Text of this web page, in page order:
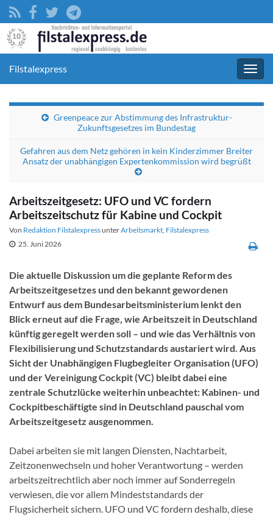
Filstalexpress
Greenpeace zur Abstimmung des Infrastruktur-
Zukunftsgesetzes im Bundestag
Gefahren aus dem Netz gehören in kein Kinderzimmer Breiter
Ansatz der unabhängigen Expertenkommission wird begrüßt
Arbeitszeitgesetz: UFO und VC fordern
Arbeitszeitschutz für Kabine und Cockpit
Von Redaktion FilstalexpressunterArbeitsmarkt, Filstalexpress
25. Juni 2026
Die aktuelle Diskussion um die geplante Reform des
Arbeitszeitgesetzes und den bekannt gewordenen
Entwurf aus dem Bundesarbeitsministerium lenkt den
Blick erneut auf die Frage, wie Arbeitszeit in Deutschland
künftig geregelt werden soll – und wie das Verhältnis von
Flexibilisierung und Schutzstandards austariert wird. Aus
Sicht der Unabhängigen Flugbegleiter Organisation (UFO)
und der Vereinigung Cockpit (VC) bleibt dabei eine
zentrale Schutzlücke weiterhin unbeachtet: Kabinen- und
Cockpitbeschäftigte sind in Deutschland pauschal vom
Arbeitszeitgesetz ausgenommen.
Dabei arbeiten sie mit langen Diensten, Nachtarbeit,
Zeitzonenwechseln und hoher Verantwortung – werden
arbeitszeitrechtlich aber noch immer auf Sonderregeln
verwiesen, die vor allem Mindeststandards der
Flugsicherheit sichern. UFO und VC fordern deshalb, diese